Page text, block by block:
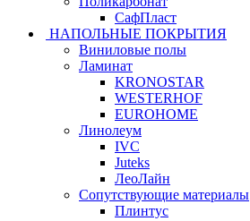
СафПласт
НАПОЛЬНЫЕ ПОКРЫТИЯ
Виниловые полы
Ламинат
KRONOSTAR
WESTERHOF
EUROHOME
Линолеум
IVC
Juteks
ЛеоЛайн
Сопутствующие материалы
Плинтус